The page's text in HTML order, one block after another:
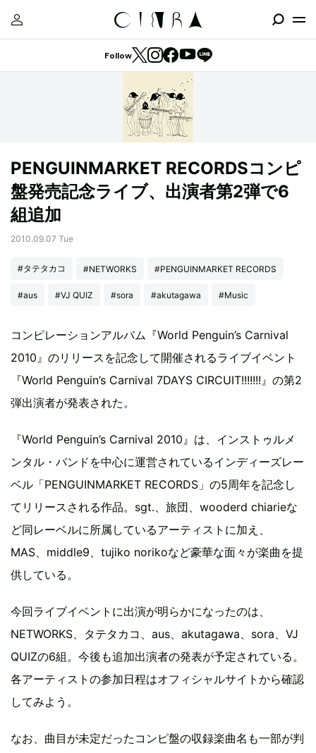
Follow
PENGUINMARKET RECORDSコンピ
盤発売記念ライブ、出演者第2弾で6
組追加
2010.09.07 Tue
#タテタカコ #NETWORKS #PENGUINMARKET RECORDS
#aus #VJ QUIZ #sora #akutagawa #Music
コンピレーションアルバム『World Penguin’s Carnival
2010』のリリースを記念して開催されるライブイベント
『World Penguin’s Carnival 7DAYS CIRCUIT!!!!!!!』の第2
弾出演者が発表された。
『World Penguin’s Carnival 2010』は、インストゥルメ
ンタル・バンドを中心に運営されているインディーズレー
ベル「PENGUINMARKET RECORDS」の5周年を記念し
てリリースされる作品。sgt.、旅団、wooderd chiarieな
ど同レーベルに所属しているアーティストに加え、
MAS、middle9、tujiko norikoなど豪華な面々が楽曲を提
供している。
今回ライブイベントに出演が明らかになったのは、
NETWORKS、タテタカコ、aus、akutagawa、sora、VJ
QUIZの6組。今後も追加出演者の発表が予定されている。
各アーティストの参加日程はオフィシャルサイトから確認
してみよう。
なお、曲目が未定だったコンピ盤の収録楽曲名も一部が判